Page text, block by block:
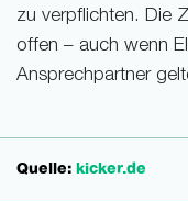
zu verpflichten. Die
offen – auch wenn
Ansprechpartner
Quelle: kicker.de